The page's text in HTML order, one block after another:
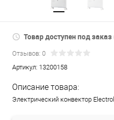
Товар доступен под заказ
Отзывов: 0
Артикул: 13200158
Описание товара:
Электрический конвектор